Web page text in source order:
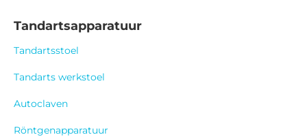
Tandartsapparatuur
Tandartsstoel
Tandarts werkstoel
Autoclaven
Röntgenapparatuur